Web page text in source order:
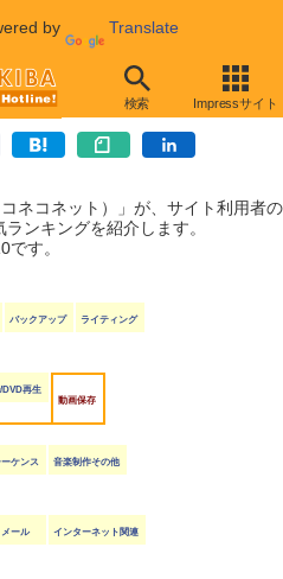
by Translate
検索 Impressサイト
フト編）
ネコネット）」が、サイト利用者の
ンキングを紹介します。
す。
バックアップ ライティング
DVD再生
動画保存
ケンス 音楽制作その他
メール インターネット関連